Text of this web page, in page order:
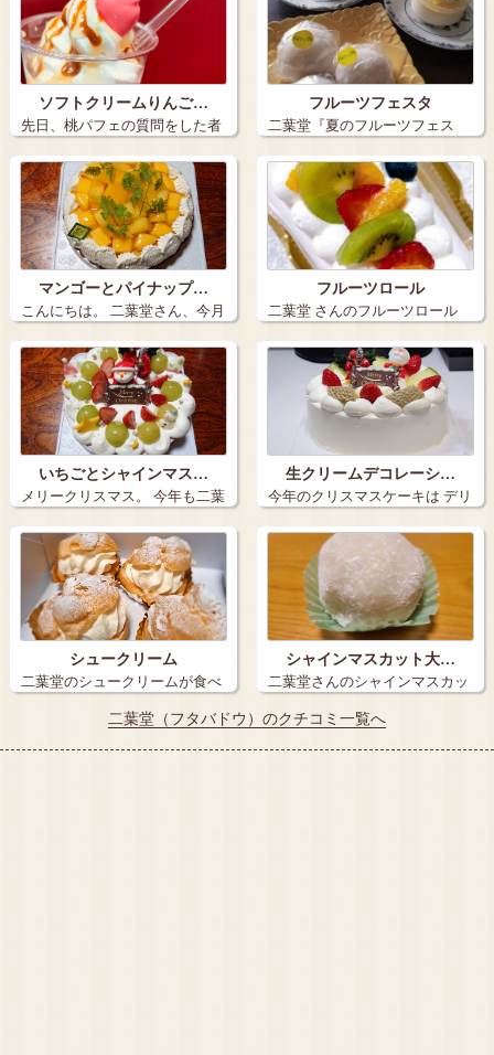
ソフトクリームりんご…
先日、桃パフェの質問をした者
です。 色…
フルーツフェスタ
二葉堂『夏のフルーツフェス
タ』 ７月1…
マンゴーとパイナップ…
こんにちは。 二葉堂さん、今月
のマンス…
フルーツロール
二葉堂 さんのフルーツロール
ホワイト…
いちごとシャインマス…
メリークリスマス。 今年も二葉
堂さんの…
生クリームデコレーシ…
今年のクリスマスケーキは デリ
シアで注…
シュークリーム
二葉堂のシュークリームが食べ
たくなって、…
シャインマスカット大…
二葉堂さんのシャインマスカッ
ト大福を紹介…
二葉堂（フタバドウ）のクチコミ一覧へ